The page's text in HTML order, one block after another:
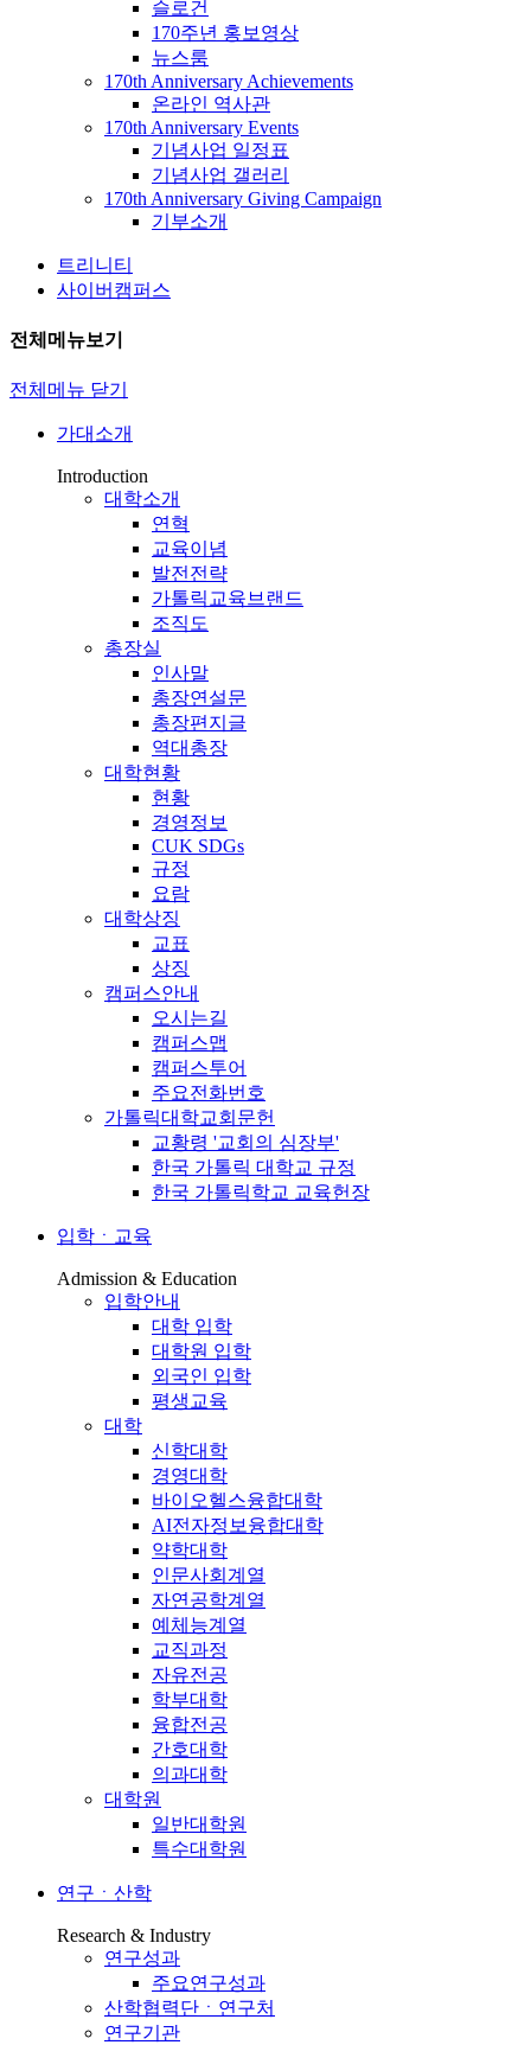
슬로건
170주년 홍보영상
뉴스룸
170th Anniversary Achievements
온라인 역사관
170th Anniversary Events
기념사업 일정표
기념사업 갤러리
170th Anniversary Giving Campaign
기부소개
트리니티
사이버캠퍼스
전체메뉴보기
전체메뉴 닫기
가대소개
Introduction
대학소개
연혁
교육이념
발전전략
가톨릭교육브랜드
조직도
총장실
인사말
총장연설문
총장편지글
역대총장
대학현황
현황
경영정보
CUK SDGs
규정
요람
대학상징
교표
상징
캠퍼스안내
오시는길
캠퍼스맵
캠퍼스투어
주요전화번호
가톨릭대학교회문헌
교황령 '교회의 심장부'
한국 가톨릭 대학교 규정
한국 가톨릭학교 교육헌장
입학ㆍ교육
Admission & Education
입학안내
대학 입학
대학원 입학
외국인 입학
평생교육
대학
신학대학
경영대학
바이오헬스융합대학
AI전자정보융합대학
약학대학
인문사회계열
자연공학계열
예체능계열
교직과정
자유전공
학부대학
융합전공
간호대학
의과대학
대학원
일반대학원
특수대학원
연구ㆍ산학
Research & Industry
연구성과
주요연구성과
산학협력단ㆍ연구처
연구기관